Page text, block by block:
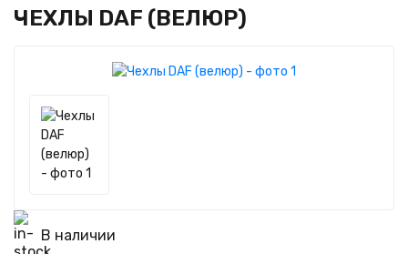
ЧЕХЛЫ DAF (ВЕЛЮР)
В наличии